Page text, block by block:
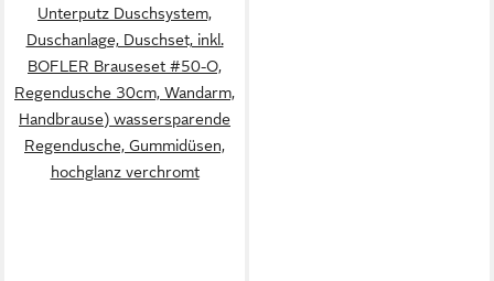
Unterputz Duschsystem,
Duschanlage, Duschset, inkl.
BOFLER Brauseset #50-O,
Regendusche 30cm, Wandarm,
Handbrause) wassersparende
Regendusche, Gummidüsen,
hochglanz verchromt